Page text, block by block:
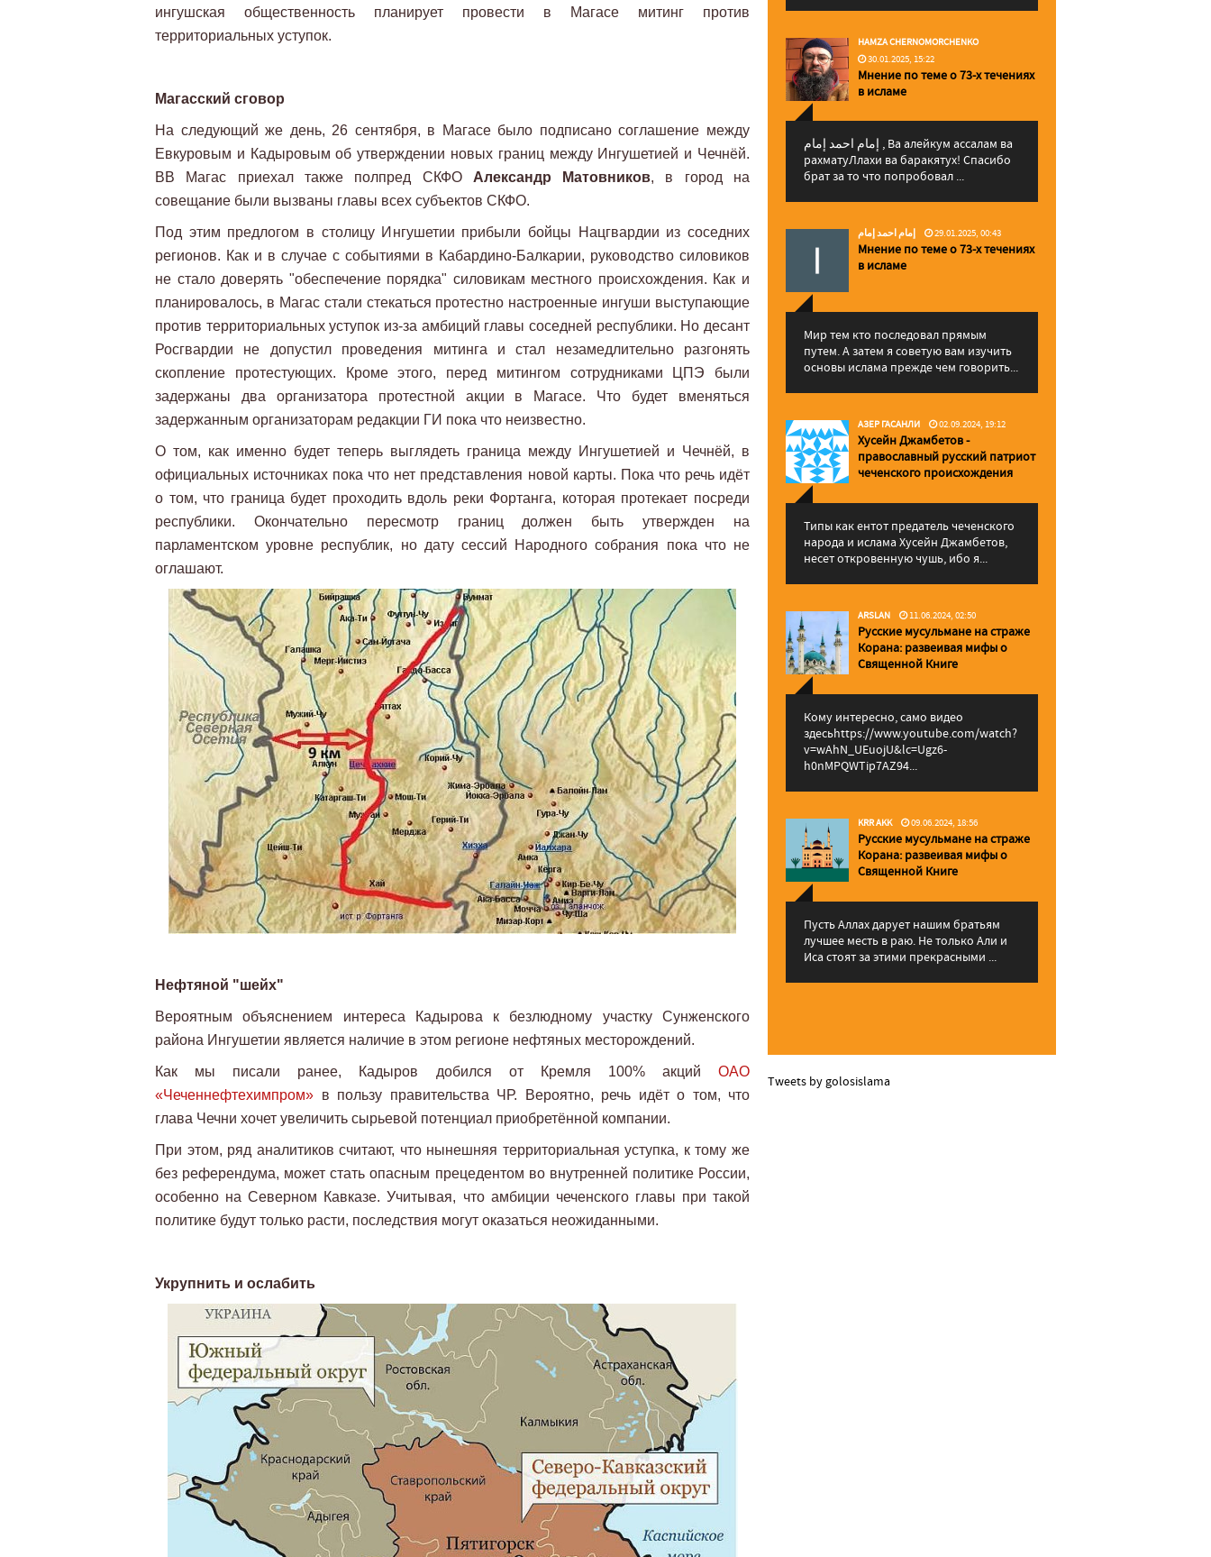
ингушская общественность планирует провести в Магасе митинг против
территориальных уступок.
Магасский сговор
На следующий же день, 26 сентября, в Магасе было подписано соглашение между
Евкуровым и Кадыровым об утверждении новых границ между Ингушетией и Чечнёй.
ВВ Магас приехал также полпред СКФО Александр Матовников, в город на
совещание были вызваны главы всех субъектов СКФО.
Под этим предлогом в столицу Ингушетии прибыли бойцы Нацгвардии из соседних
регионов. Как и в случае с событиями в Кабардино-Балкарии, руководство силовиков
не стало доверять "обеспечение порядка" силовикам местного происхождения. Как и
планировалось, в Магас стали стекаться протестно настроенные ингуши выступающие
против территориальных уступок из-за амбиций главы соседней республики. Но десант
Росгвардии не допустил проведения митинга и стал незамедлительно разгонять
скопление протестующих. Кроме этого, перед митингом сотрудниками ЦПЭ были
задержаны два организатора протестной акции в Магасе. Что будет вменяться
задержанным организаторам редакции ГИ пока что неизвестно.
О том, как именно будет теперь выглядеть граница между Ингушетией и Чечнёй, в
официальных источниках пока что нет представления новой карты. Пока что речь идёт
о том, что граница будет проходить вдоль реки Фортанга, которая протекает посреди
республики. Окончательно пересмотр границ должен быть утвержден на
парламентском уровне республик, но дату сессий Народного собрания пока что не
оглашают.
Нефтяной "шейх"
Вероятным объяснением интереса Кадырова к безлюдному участку Сунженского
района Ингушетии является наличие в этом регионе нефтяных месторождений.
Как мы писали ранее, Кадыров добился от Кремля 100% акций ОАО
«Чеченнефтехимпром» в пользу правительства ЧР. Вероятно, речь идёт о том, что
глава Чечни хочет увеличить сырьевой потенциал приобретённой компании.
При этом, ряд аналитиков считают, что нынешняя территориальная уступка, к тому же
без референдума, может стать опасным прецедентом во внутренней политике России,
особенно на Северном Кавказе. Учитывая, что амбиции чеченского главы при такой
политике будут только расти, последствия могут оказаться неожиданными.
Укрупнить и ослабить
HAMZA CHERNOMORCHENKO
30.01.2025, 15:22
Мнение по теме о 73-х течениях
в исламе
إمام احمد إمام , Ва алейкум ассалам ва
рахматуЛлахи ва баракятух! Спасибо
брат за то что попробовал ...
إمام احمد إمام 29.01.2025, 00:43
Мнение по теме о 73-х течениях
в исламе
Мир тем кто последовал прямым
путем. А затем я советую вам изучить
основы ислама прежде чем говорить...
АЗЕР ГАСАНЛИ 02.09.2024, 19:12
Хусейн Джамбетов -
православный русский патриот
чеченского происхождения
Типы как ентот предатель чеченского
народа и ислама Хусейн Джамбетов,
несет откровенную чушь, ибо я...
ARSLAN 11.06.2024, 02:50
Русские мусульмане на страже
Корана: pазвеивая мифы о
Священной Книге
Кому интересно, само видео
здесьhttps://www.youtube.com/watch?
v=wAhN_UEuojU&lc=Ugz6-
h0nMPQWTip7AZ94...
KRR AKK 09.06.2024, 18:56
Русские мусульмане на страже
Корана: pазвеивая мифы о
Священной Книге
Пусть Аллах дарует нашим братьям
лучшее месть в раю. Не только Али и
Иса стоят за этими прекрасными ...
Tweets by golosislama